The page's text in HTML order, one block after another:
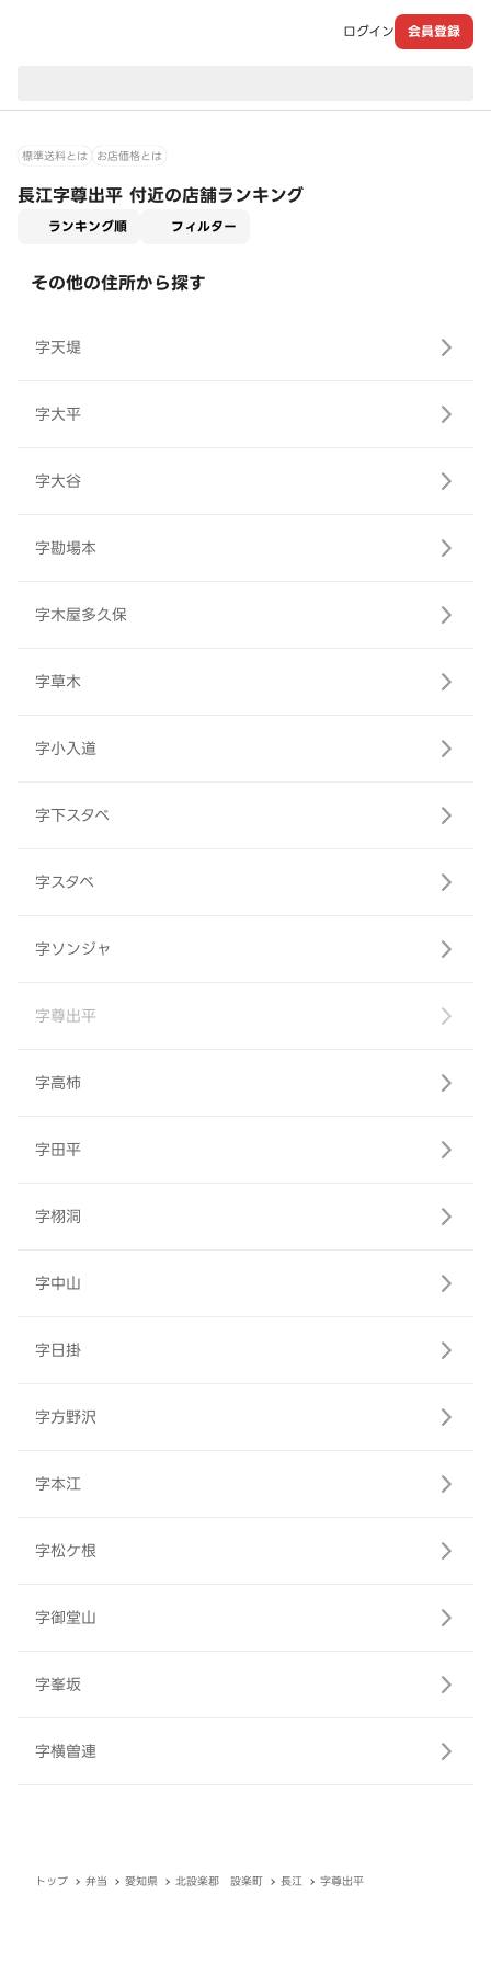
ログイン 会員登録
標準送料とは お店価格とは
長江字尊出平 付近の店舗ランキング
ランキング順 フィルター
その他の住所から探す
字天堤
字大平
字大谷
字勘場本
字木屋多久保
字草木
字小入道
字下スタベ
字スタベ
字ソンジャ
字尊出平
字高柿
字田平
字栩洞
字中山
字日掛
字方野沢
字本江
字松ケ根
字御堂山
字峯坂
字横曽連
トップ 弁当 愛知県 北設楽郡 設楽町 長江 字尊出平